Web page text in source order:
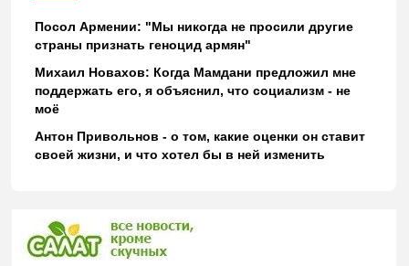
Посол Армении: "Мы никогда не просили другие
страны признать геноцид армян"
Михаил Новахов: Когда Мамдани предложил мне
поддержать его, я объяснил, что социализм - не
моё
Антон Привольнов - о том, какие оценки он ставит
своей жизни, и что хотел бы в ней изменить